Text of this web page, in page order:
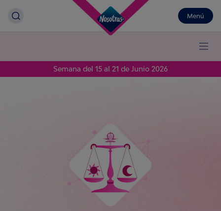
Menú
Semana del 15 al 21 de Junio 2026